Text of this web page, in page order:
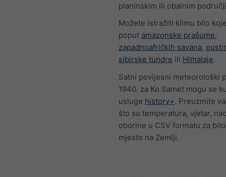
planinskim ili obalnim
Možete istražiti klimu bilo
poput amazonske prašume,
zapadnoafričkih savana,
sibirske tundre ili Himalaje.
Satni povijesni meteorološki
1940. za Ko Samet mogu se
usluge history+. Preuzmite
što su temperatura, vjetar,
oborine u CSV formatu za
mjesto na Zemlji.